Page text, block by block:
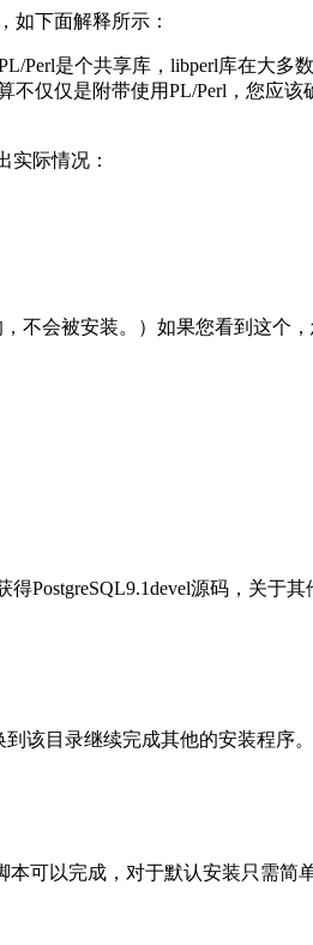
如下面解释所示：
Perl是个共享库，libperl库在大多
仅仅是附带使用PL/Perl，您应
实际情况：
不会被安装。）如果您看到这个
得PostgreSQL9.1devel源码，关于
该目录继续完成其他的安装程
可以完成，对于默认安装只需简